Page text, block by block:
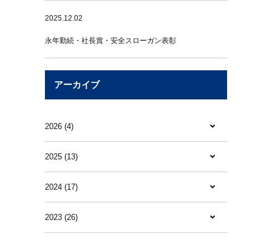
2025.12.02
永年勤続・社長賞・安全スローガン表彰
アーカイブ
2026 (4)
2025 (13)
2024 (17)
2023 (26)